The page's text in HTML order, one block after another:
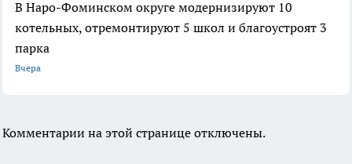
В Наро-Фоминском округе модернизируют 10
котельных, отремонтируют 5 школ и благоустроят 3
парка
Вчера
Комментарии на этой странице отключены.